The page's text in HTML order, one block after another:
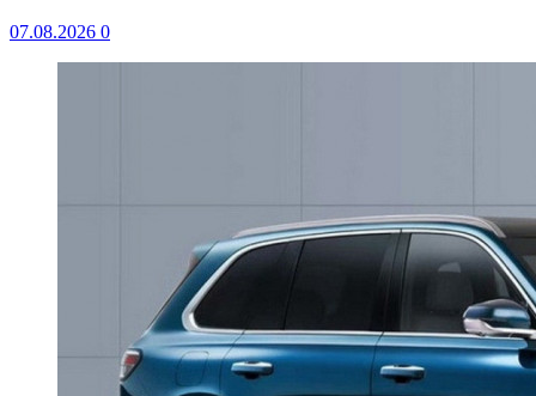
07.08.2026 0